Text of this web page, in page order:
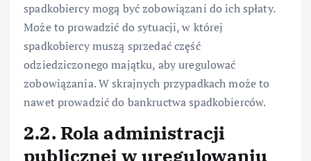
spadkobiercy mogą być zobowiązani do ich spłaty.
Może to prowadzić do sytuacji, w której
spadkobiercy muszą sprzedać część
odziedziczonego majątku, aby uregulować
zobowiązania. W skrajnych przypadkach może to
nawet prowadzić do bankructwa spadkobierców.
2.2. Rola administracji
publicznej w uregulowaniu